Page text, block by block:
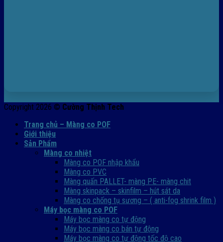
Copyright 2026 © Cường Thịnh Tech
Trang chủ – Màng co POF
Giới thiệu
Sản Phẩm
Màng co nhiệt
Màng co POF nhập khẩu
Màng co PVC
Màng quấn PALLET- màng PE- màng chit
Màng skinpack – skinfilm – hút sát da
Màng co chống tụ sương – ( anti-fog shrink film )
Máy bọc màng co POF
Máy bọc màng co tự động
Máy bọc màng co bán tự động
Máy bọc màng co tự động tốc độ cao